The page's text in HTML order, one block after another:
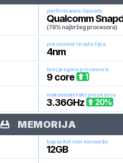
performanse čipseta
Qualcomm
(78% najbržeg procesora)
preciznost izrade čipa
4nm
broj jezgara procesora
9core 1
maksimalni takt procesora
3.36GHz 20%
MEMORIJA
kapacitet ram memorije
12GB